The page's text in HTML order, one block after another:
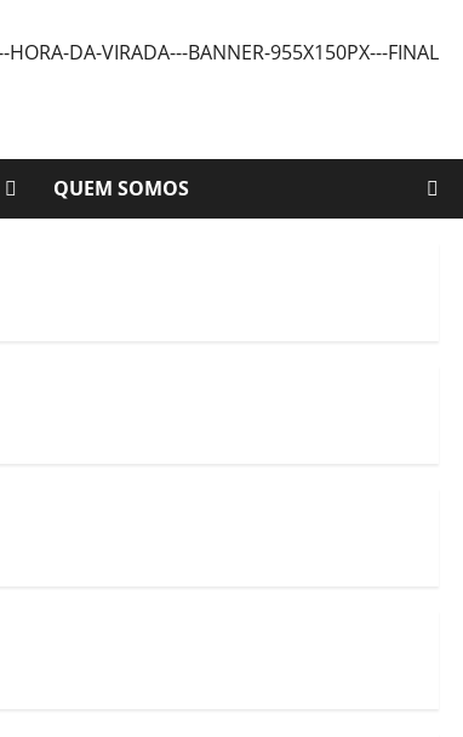
QUEM SOMOS